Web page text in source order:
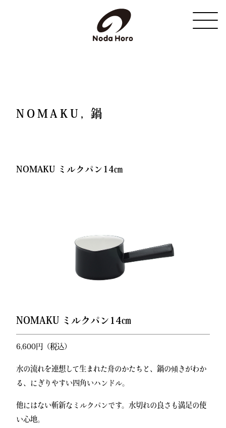
NOMAKU, 鍋
NOMAKU ミルクパン14㎝
NOMAKU ミルクパン14㎝
6,600円（税込）
水の流れを連想して生まれた舟のかたちと、鍋の傾きがわか
る、にぎりやすい四角いハンドル。
他にはない斬新なミルクパンです。水切れの良さも満足の使
い心地。